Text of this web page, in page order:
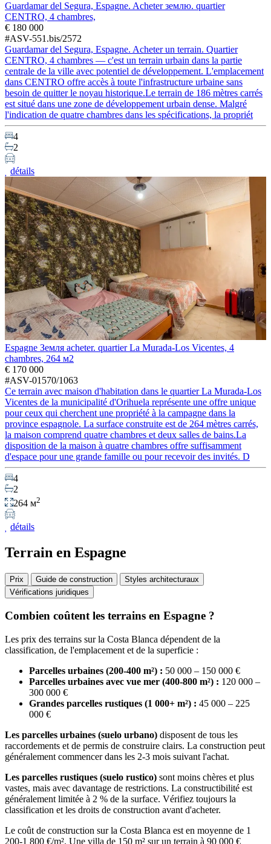
Guardamar del Segura, Espagne. Acheter землю. quartier
CENTRO, 4 chambres,
€ 180 000
#ASV-551.bis/2572
Guardamar del Segura, Espagne. Acheter un terrain. Quartier
CENTRO, 4 chambres — c'est un terrain urbain dans la partie
centrale de la ville avec potentiel de développement. L'emplacement
dans CENTRO offre accès à toute l'infrastructure urbaine sans
besoin de quitter le noyau historique.Le terrain de 186 mètres carrés
est situé dans une zone de développement urbain dense. Malgré
l'indication de quatre chambres dans les spécifications, la propriét
4
2
détails
Espagne Земля acheter. quartier La Murada-Los Vicentes, 4
chambres, 264 м2
€ 170 000
#ASV-01570/1063
Ce terrain avec maison d'habitation dans le quartier La Murada-Los
Vicentes de la municipalité d'Orihuela représente une offre unique
pour ceux qui cherchent une propriété à la campagne dans la
province espagnole. La surface construite est de 264 mètres carrés,
la maison comprend quatre chambres et deux salles de bains.La
disposition de la maison à quatre chambres offre suffisamment
d'espace pour une grande famille ou pour recevoir des invités. D
4
2
264 м2
détails
Terrain en Espagne
Prix Guide de construction
Styles architecturaux
Vérifications juridiques
Combien coûtent les terrains en Espagne ?
Les prix des terrains sur la Costa Blanca dépendent de la
classification, de l'emplacement et de la superficie :
Parcelles urbaines (200-400 m²) : 50 000 – 150 000 €
Parcelles urbaines avec vue mer (400-800 m²) : 120 000 –
300 000 €
Grandes parcelles rustiques (1 000+ m²) : 45 000 – 225
000 €
Les parcelles urbaines (suelo urbano) disposent de tous les
raccordements et de permis de construire clairs. La construction peut
généralement commencer dans les 2-3 mois suivant l'achat.
Les parcelles rustiques (suelo rustico) sont moins chères et plus
vastes, mais avec davantage de restrictions. La constructibilité est
généralement limitée à 2 % de la surface. Vérifiez toujours la
classification et les droits de construction avant d'acheter.
Le coût de construction sur la Costa Blanca est en moyenne de 1
200-1 800 €/m². Une villa de 150 m² sur un terrain à 90 000 €